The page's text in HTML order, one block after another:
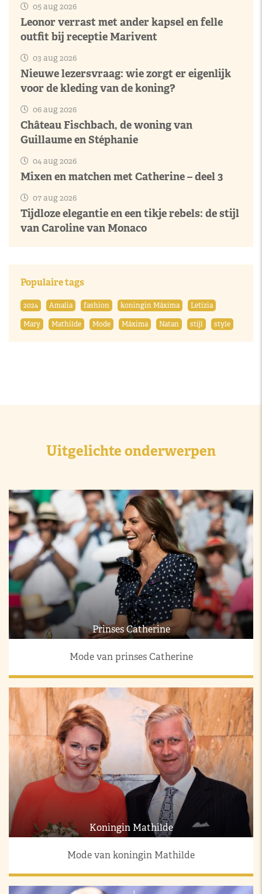
05 aug 2026
Leonor verrast met ander kapsel en felle
outfit bij receptie Marivent
03 aug 2026
Nieuwe lezersvraag: wie zorgt er eigenlijk
voor de kleding van de koning?
06 aug 2026
Château Fischbach, de woning van
Guillaume en Stéphanie
04 aug 2026
Mixen en matchen met Catherine – deel 3
07 aug 2026
Tijdloze elegantie en een tikje rebels: de stijl
van Caroline van Monaco
Populaire tags
2024 Amalia fashion koningin Máxima
Letizia
Mary
Mathilde Mode Máxima Natan stijl style
Uitgelichte onderwerpen
Prinses Catherine
Mode van prinses Catherine
Koningin Mathilde
Mode van koningin Mathilde